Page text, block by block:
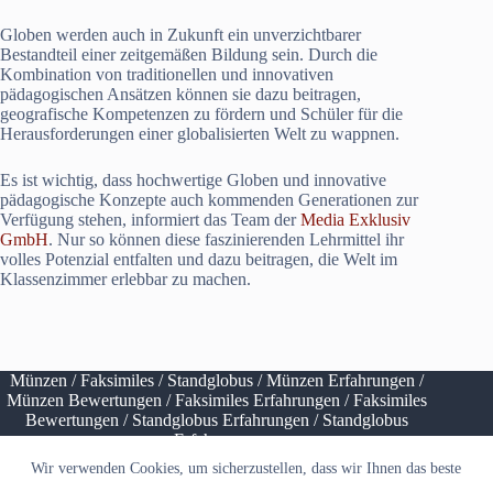
Wir verwenden Cookies, um sicherzustellen, dass wir Ihnen das beste
Globen werden auch in Zukunft ein unverzichtbarer
Bestandteil einer zeitgemäßen Bildung sein. Durch die
Kombination von traditionellen und innovativen
pädagogischen Ansätzen können sie dazu beitragen,
geografische Kompetenzen zu fördern und Schüler für die
Herausforderungen einer globalisierten Welt zu wappnen.
Es ist wichtig, dass hochwertige Globen und innovative
pädagogische Konzepte auch kommenden Generationen zur
Verfügung stehen, informiert das Team derMedia Exklusiv
GmbH. Nur so können diese faszinierenden Lehrmittel ihr
volles Potenzial entfalten und dazu beitragen, die Welt im
Klassenzimmer erlebbar zu machen.
Münzen /Faksimiles / Standglobus /Münzen Erfahrungen /
Münzen Bewertungen /Faksimiles Erfahrungen /Faksimiles
Bewertungen / Standglobus Erfahrungen / Standglobus
Erfahrungen